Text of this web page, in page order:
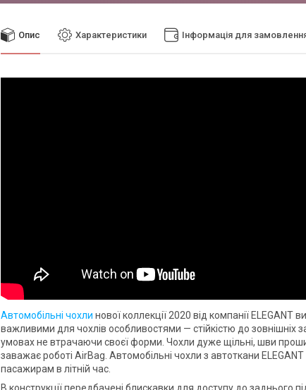
Опис Характеристики Інформація для
Автомобільні чохли нової коллекції 2020 від компанії ELEGANT
важливими для чохлів особливостями — стійкістю до зовнішніх
умовах не втрачаючи своєї форми. Чохли дуже щільні, шви
заважає роботі AirBag. Автомобільні чохли з автоткани
пасажирам в літній час.